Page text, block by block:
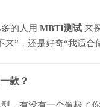
的人用 MBTI测试 来
”，还是好奇“我适
款？